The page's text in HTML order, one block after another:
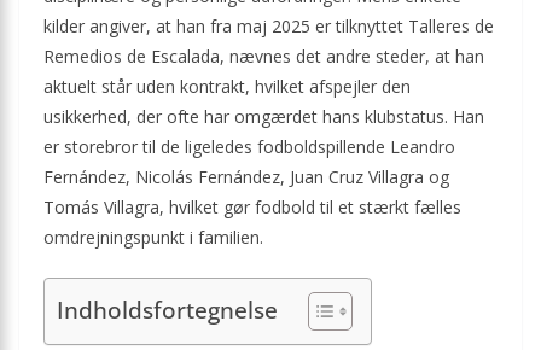
kilder angiver, at han fra maj 2025 er tilknyttet Talleres de
Remedios de Escalada, nævnes det andre steder, at han
aktuelt står uden kontrakt, hvilket afspejler den
usikkerhed, der ofte har omgærdet hans klubstatus. Han
er storebror til de ligeledes fodboldspillende Leandro
Fernández, Nicolás Fernández, Juan Cruz Villagra og
Tomás Villagra, hvilket gør fodbold til et stærkt fælles
omdrejningspunkt i familien.
Indholdsfortegnelse